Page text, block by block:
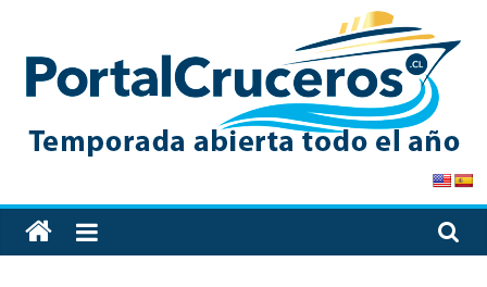
content
PortalCruceros
Toda
la